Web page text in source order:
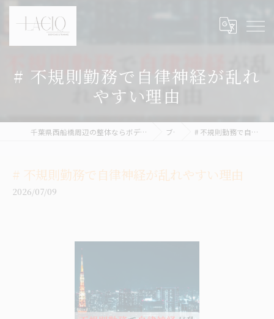
# 不規則勤務で自律神経が乱れ
やすい理由
千葉県西船橋周辺の整体ならボディケア&パーソナルトレーニング LACIQ ブログ # 不規則勤務で自律神経が乱れやすい理由
# 不規則勤務で自律神経が乱れやすい理由
2026/07/09